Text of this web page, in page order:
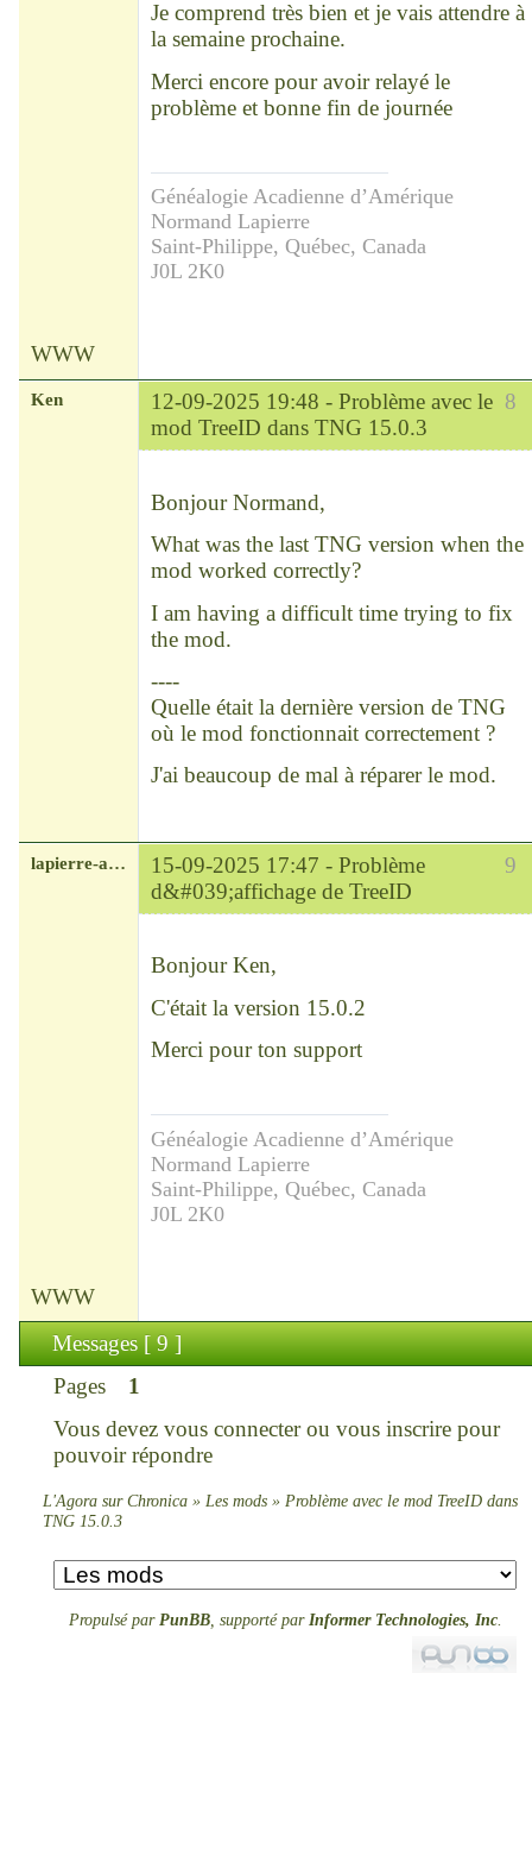
Je comprend très bien et je vais attendre à
la semaine prochaine.
Merci encore pour avoir relayé le
problème et bonne fin de journée
Généalogie Acadienne d’Amérique
Normand Lapierre
Saint-Philippe, Québec, Canada
J0L 2K0
WWW
8
Ken 12-09-2025 19:48 - Problème avec le
mod TreeID dans TNG 15.0.3
Bonjour Normand,
What was the last TNG version when the
mod worked correctly?
I am having a difficult time trying to fix
the mod.
----
Quelle était la dernière version de TNG
où le mod fonctionnait correctement ?
J'ai beaucoup de mal à réparer le mod.
9
lapierre-amerique 15-09-2025 17:47 - Problème
d&#039;affichage de TreeID
Bonjour Ken,
C'était la version 15.0.2
Merci pour ton support
Généalogie Acadienne d’Amérique
Normand Lapierre
Saint-Philippe, Québec, Canada
J0L 2K0
WWW
Messages [ 9 ]
Pages
1
Vous devez vous connecterou vous inscrirepour
pouvoir répondre
L'Agora sur Chronica » Les mods » Problème avec le mod TreeID dans
TNG 15.0.3
Propulsé par PunBB, supporté par Informer Technologies, Inc.